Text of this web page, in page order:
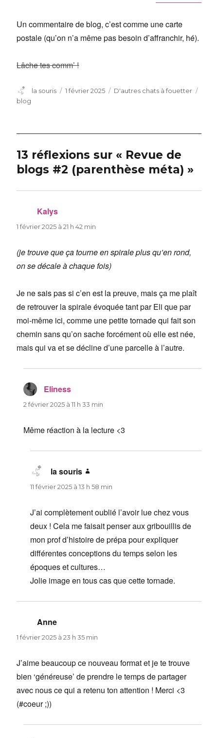
Un commentaire de blog, c’est comme une carte
postale (qu’on n’a même pas besoin d’affranchir, hé).
Lâche tes comm’ !
Auteur
la souris
Publié
1 février 2025 Catégories
D'autres chats à fouetter
blog
13 réflexions sur « Revue de
blogs #2 (parenthèse méta) »
Kalys
1 février 2025 à 21 h 42 min
(je trouve que ça tourne en spirale plus qu’en rond,
on se décale à chaque fois)
Je ne sais pas si c’en est la preuve, mais ça me plaît
de retrouver la spirale évoquée tant par Eli que par
moi-même ici, comme une petite tornade qui fait son
chemin sans qu’on sache forcément où elle est née,
mais qui va et se décline d’une parcelle à l’autre.
Eliness
2 février 2025 à 11 h 33 min
Même réaction à la lecture <3
la souris
11 février 2025 à 13 h 58 min
J’ai complètement oublié l’avoir lue chez vous
deux ! Cela me faisait penser aux gribouillis de
mon prof d’histoire de prépa pour expliquer
différentes conceptions du temps selon les
époques et cultures…
Jolie image en tous cas que cette tornade.
Anne
1 février 2025 à 23 h 35 min
J’aime beaucoup ce nouveau format et je te trouve
bien ‘généreuse’ de prendre le temps de partager
avec nous ce qui a retenu ton attention ! Merci <3
(#coeur ;))